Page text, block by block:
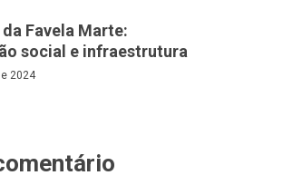
Favela Marte:
social e infraestrutura
2024